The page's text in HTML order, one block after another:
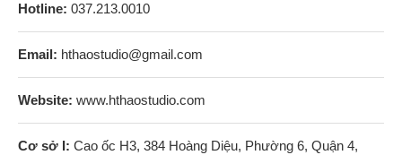
Hotline: 037.213.0010
Email: hthaostudio@gmail.com
Website: www.hthaostudio.com
Cơ sở I: Cao ốc H3, 384 Hoàng Diệu, Phường 6, Quận 4,